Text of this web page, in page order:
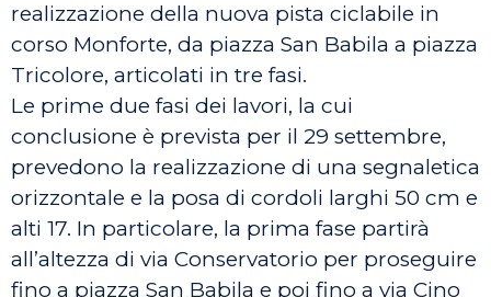
realizzazione della nuova pista ciclabile in
corso Monforte, da piazza San Babila a piazza
Tricolore, articolati in tre fasi.
Le prime due fasi dei lavori, la cui
conclusione è prevista per il 29 settembre,
prevedono la realizzazione di una segnaletica
orizzontale e la posa di cordoli larghi 50 cm e
alti 17. In particolare, la prima fase partirà
all’altezza di via Conservatorio per proseguire
fino a piazza San Babila e poi fino a via Cino